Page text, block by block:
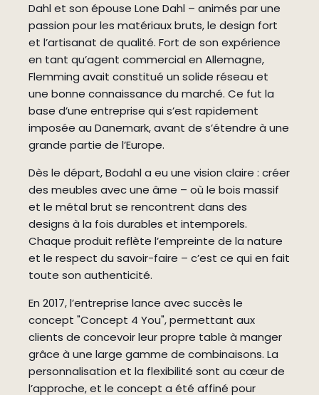
Dahl et son épouse Lone Dahl – animés par une
passion pour les matériaux bruts, le design fort
et l’artisanat de qualité. Fort de son expérience
en tant qu’agent commercial en Allemagne,
Flemming avait constitué un solide réseau et
une bonne connaissance du marché. Ce fut la
base d’une entreprise qui s’est rapidement
imposée au Danemark, avant de s’étendre à une
grande partie de l’Europe.
Dès le départ, Bodahl a eu une vision claire : créer
des meubles avec une âme – où le bois massif
et le métal brut se rencontrent dans des
designs à la fois durables et intemporels.
Chaque produit reflète l’empreinte de la nature
et le respect du savoir-faire – c’est ce qui en fait
toute son authenticité.
En 2017, l’entreprise lance avec succès le
concept "Concept 4 You", permettant aux
clients de concevoir leur propre table à manger
grâce à une large gamme de combinaisons. La
personnalisation et la flexibilité sont au cœur de
l’approche, et le concept a été affiné pour